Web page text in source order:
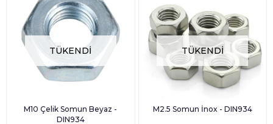
TÜKENDI
M10 Çelik Somun Beyaz -
DIN934
TÜKENDI
M2.5 Somun İnox - DIN934